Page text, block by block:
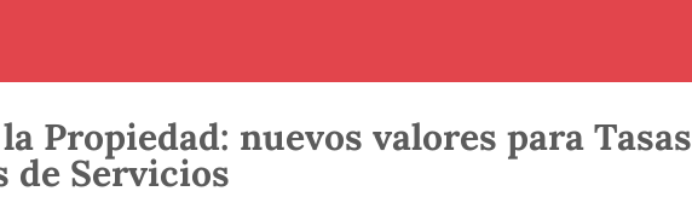
Propiedad: nuevos valores para Tasas
de Servicios